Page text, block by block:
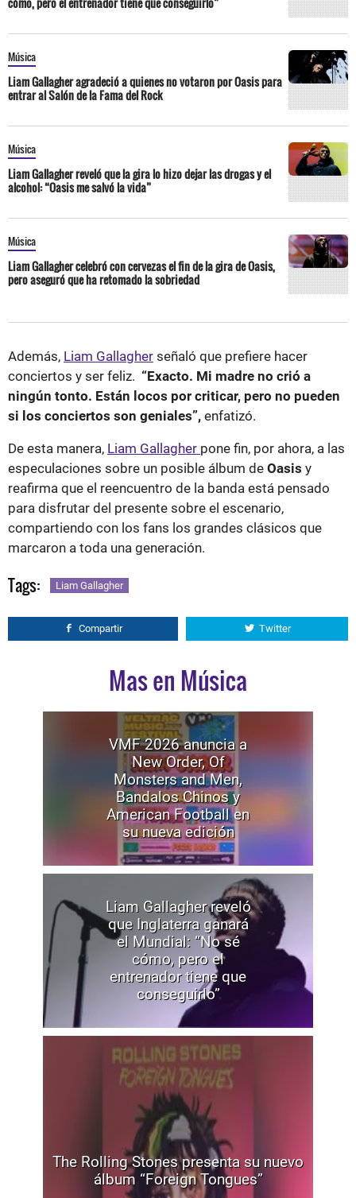
Música
Liam Gallagher agradeció a quienes no votaron por Oasis para
entrar al Salón de la Fama del Rock
Música
Liam Gallagher reveló que la gira lo hizo dejar las drogas y el
alcohol: “Oasis me salvó la vida”
Música
Liam Gallagher celebró con cervezas el fin de la gira de Oasis,
pero aseguró que ha retomado la sobriedad
Además, Liam Gallagher señaló que prefiere hacer
conciertos y ser feliz. “Exacto. Mi madre no crió a
ningún tonto. Están locos por criticar, pero no pueden
si los conciertos son geniales”, enfatizó.
De esta manera, Liam Gallagher pone fin, por ahora, a las
especulaciones sobre un posible álbum de Oasis y
reafirma que el reencuentro de la banda está pensado
para disfrutar del presente sobre el escenario,
compartiendo con los fans los grandes clásicos que
marcaron a toda una generación.
Tags: Liam Gallagher
Compartir Twitter
Mas en Música
VMF 2026 anuncia a
New Order, Of
Monsters and Men,
Bandalos Chinos y
American Football en
su nueva edición
Liam Gallagher reveló
que Inglaterra ganará
el Mundial: “No sé
cómo, pero el
entrenador tiene que
conseguirlo”
The Rolling Stones presenta su nuevo
álbum “Foreign Tongues”